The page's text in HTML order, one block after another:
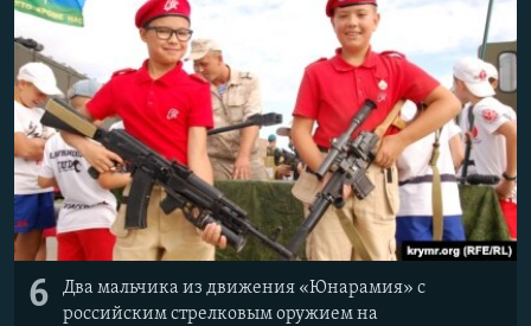
6
Два мальчика из движения «Юнарамия» с
российским стрелковым оружием на